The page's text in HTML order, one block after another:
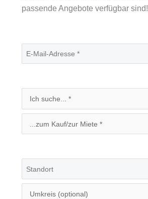
passende Angebote verfügbar sind!